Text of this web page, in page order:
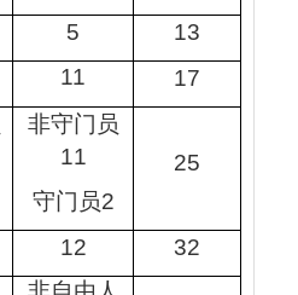
5
13
11 17
非守门员
11
守门员2
25
12 32